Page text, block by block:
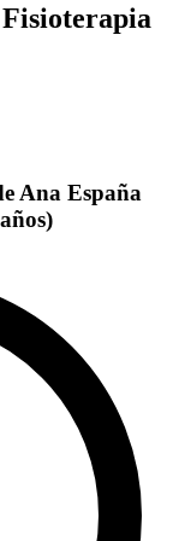
Ana España